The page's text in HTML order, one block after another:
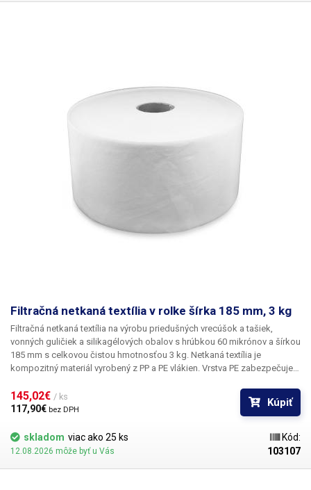
poškodením. Stretch fóliu nie je potrebné zvárať ani lepiť, jednotlivé
Filtračná netkaná textília v rolke šírka 185 mm, 3 kg
Filtračná netkaná textília na výrobu priedušných vrecúšok a tašiek,
vonných guličiek a silikagélových obalov s hrúbkou 60 mikrónov a šírkou
185 mm s celkovou čistou hmotnosťou 3 kg. Netkaná textília je
kompozitný materiál vyrobený z PP a PE vlákien. Vrstva PE zabezpečuje
dávkovacích strojoch
, ktoré si obal vytvárajú samy - je určená pre baliace
stroje s dávkovačom sypkých zmesí do 99 g alebo na
ručné balenie
textília jepriedušná/dýchateľná a odolná voči vode a teplotám od -40 °C
do 120 °Ca je vhodná navýrobu voňavých vrecúšok alebo vreciek s
145,02€ / ks
117,90€ bez DPH
Kúpiť
skladom viac ako 25 ks
12.08.2026 môže byť u Vás
Kód:
103107